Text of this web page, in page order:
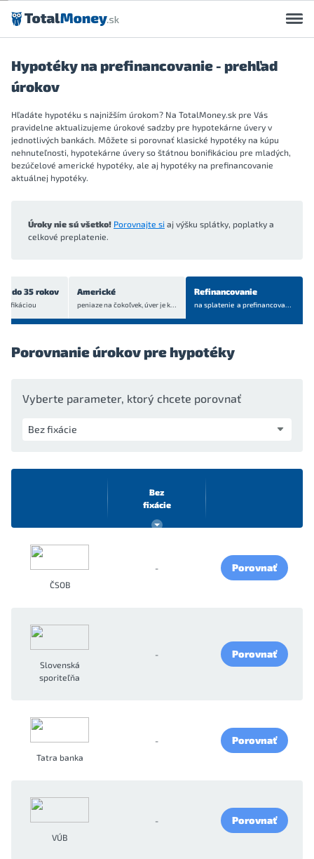
Preskočiť na obsah
Hypotéky na prefinancovanie - prehľad
úrokov
Hľadáte hypotéku s najnižším úrokom? Na TotalMoney.sk pre Vás
pravidelne aktualizujeme úrokové sadzby pre hypotekárne úvery v
jednotlivých bankách. Môžete si porovnať klasické hypotéky na kúpu
nehnuteľnosti, hypotekárne úvery so štátnou bonifikáciou pre mladých,
bezúčelové americké hypotéky, ale aj hypotéky na prefinancovanie
aktuálnej hypotéky.
Úroky nie sú všetko! Porovnajte si aj výšku splátky, poplatky a
celkové preplatenie.
do 35 rokov Americké
peniaze na čokoľvek, úver jekrytý bytom alebo domom
Refinancovanie
na splatenie a prefinancovanie
Porovnanie úrokov pre hypotéky
Vyberte parameter, ktorý chcete porovnať
Bez
fixácie
ČSOB
- Porovnať
Slovenská
sporiteľňa
- Porovnať
Tatra banka
- Porovnať
VÚB
- Porovnať